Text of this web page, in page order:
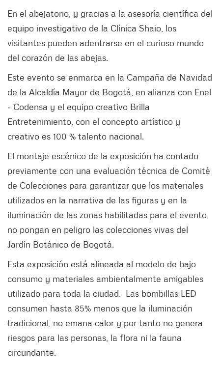
En el abejatorio, y gracias a la asesoría científica del
equipo investigativo de la Clínica Shaio, los
visitantes pueden adentrarse en el curioso mundo
del corazón de las abejas.
Este evento se enmarca en la Campaña de Navidad
de la Alcaldía Mayor de Bogotá, en alianza con Enel
- Codensa y el equipo creativo Brilla
Entretenimiento, con el concepto artístico y
creativo es 100 % talento nacional.
El montaje escénico de la exposición ha contado
previamente con una evaluación técnica de Comité
de Colecciones para garantizar que los materiales
utilizados en la narrativa de las figuras y en la
iluminación de las zonas habilitadas para el evento,
no pongan en peligro las colecciones vivas del
Jardín Botánico de Bogotá.
Esta exposición está alineada al modelo de bajo
consumo y materiales ambientalmente amigables
utilizado para toda la ciudad. Las bombillas LED
consumen hasta 85% menos que la iluminación
tradicional, no emana calor y por tanto no genera
riesgos para las personas, la flora ni la fauna
circundante.